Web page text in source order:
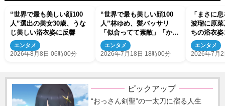
“世界で最も美しい顔100
人”選出の美女30歳、うな
じ美しい浴衣姿に反響
エンタメ
2026年8月8日 06時00分
“世界で最も美しい顔100
人”林ゆめ、髪バッサリ
「似合ってて素敵」「かわ
いい」と反響
エンタメ
2026年7月18日 18時00分
「まさに
波瑠に原
ちの浴衣
エンタメ
2026年7月
ピックアップ
“おっさん剣聖”の一太刀に宿る人生